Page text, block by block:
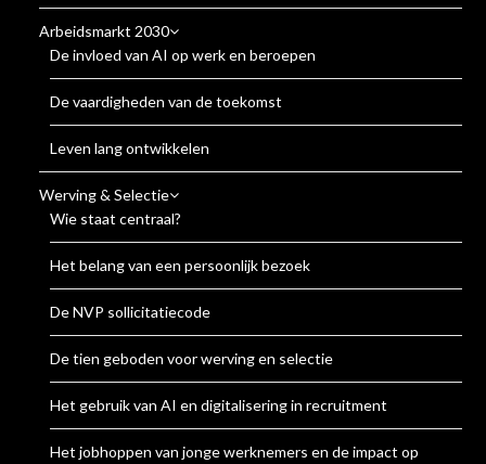
Arbeidsmarkt 2030
De invloed van AI op werk en beroepen
De vaardigheden van de toekomst
Leven lang ontwikkelen
Werving & Selectie
Wie staat centraal?
Het belang van een persoonlijk bezoek
De NVP sollicitatiecode
De tien geboden voor werving en selectie
Het gebruik van AI en digitalisering in recruitment
Het jobhoppen van jonge werknemers en de impact op